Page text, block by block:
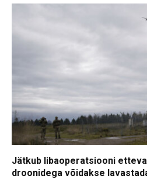
Jätkub libaoperatsiooni
droonidega võidakse